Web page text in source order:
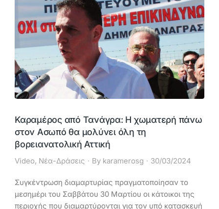
Καραμέρος από Τανάγρα: Η χωματερή πάνω
στον Ασωπό θα μολύνει όλη τη
βορειανατολική Αττική
Video, Νέα-Δράσεις By karamerosg 30/03/2024
Συγκέντρωση διαμαρτυρίας πραγματοποίησαν το
μεσημέρι του Σαββάτου 30 Μαρτίου οι κάτοικοι της
περιοχής που διαμαρτύρονται για τον υπό κατασκευή